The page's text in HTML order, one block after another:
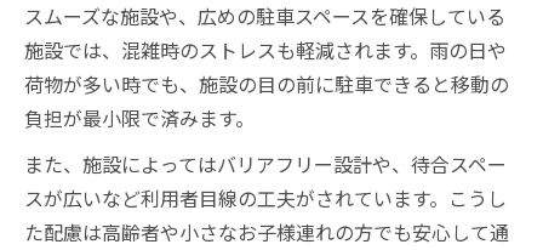
スムーズな施設や、広めの駐車スペースを確保している
施設では、混雑時のストレスも軽減されます。雨の日や
荷物が多い時でも、施設の目の前に駐車できると移動の
負担が最小限で済みます。
また、施設によってはバリアフリー設計や、待合スペー
スが広いなど利用者目線の工夫がされています。こうし
た配慮は高齢者や小さなお子様連れの方でも安心して通